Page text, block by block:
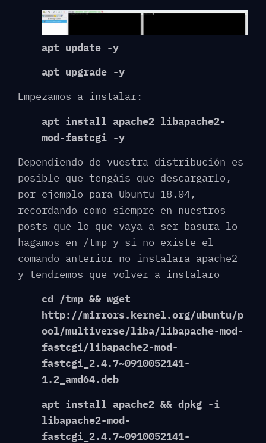
apt update -y
apt upgrade -y
Empezamos a instalar:
apt install apache2 libapache2-
mod-fastcgi -y
Dependiendo de vuestra distribución es
posible que tengáis que descargarlo,
por ejemplo para Ubuntu 18.04,
recordando como siempre en nuestros
posts que lo que vaya a ser basura lo
hagamos en /tmp y si no existe el
comando anterior no instalara apache2
y tendremos que volver a instalaro
cd /tmp && wget
http://mirrors.kernel.org/ubuntu/p
ool/multiverse/liba/libapache-mod-
fastcgi/libapache2-mod-
fastcgi_2.4.7~0910052141-
1.2_amd64.deb
apt install apache2 && dpkg -i
libapache2-mod-
fastcgi_2.4.7~0910052141-